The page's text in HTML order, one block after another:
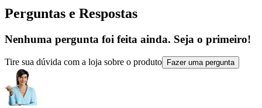
Perguntas e Respostas
Nenhuma pergunta foi feita ainda. Seja o primeiro!
Tire sua dúvida com a loja sobre o produto Fazer uma pergunta